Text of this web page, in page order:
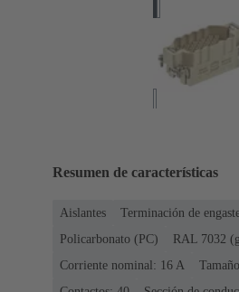
Resumen de características
Aislantes Terminación de
Policarbonato (PC)
RAL 7032
Corriente nominal: ‌16 A